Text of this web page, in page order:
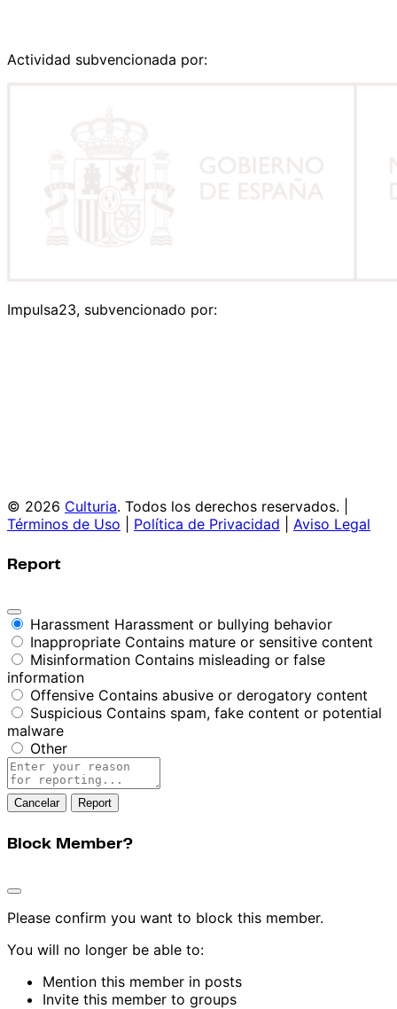
Actividad subvencionada por:
Impulsa23, subvencionado por:
© 2026 Culturia. Todos los derechos reservados. |
Términos de Uso
Política de Privacidad Aviso Legal
Report
Harassment Harassment or bullying behavior
Inappropriate Contains mature or sensitive content
Misinformation Contains misleading or false
information
Offensive Contains abusive or derogatory content
Suspicious Contains spam, fake content or potential
malware
Other
Report
note
Report
Block Member?
Please confirm you want to block this member.
You will no longer be able to:
Mention this member in posts
Invite this member to groups